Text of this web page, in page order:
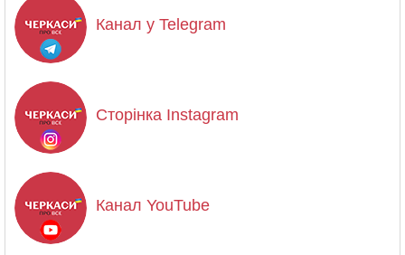
Канал у Telegram
Сторінка Instagram
Канал YouTube